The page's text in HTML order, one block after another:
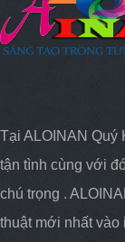
Tại ALOINAN
tận tình cùng với
chú trọng .
thuật mới nhất